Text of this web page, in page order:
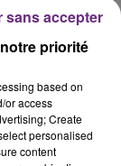
à
d'appel
et anonyme.
priorité
based on
or access
Create
personalised
content
sans accepter